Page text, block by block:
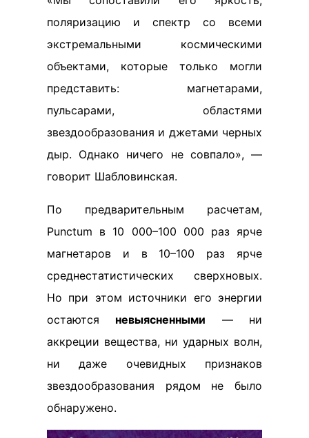
поляризацию и спектр со всеми
экстремальными космическими
объектами, которые только могли
представить: магнетарами,
пульсарами, областями
звездообразования и джетами черных
дыр. Однако ничего не совпало», —
говорит Шабловинская.
По предварительным расчетам,
Punctum в 10 000–100 000 раз ярче
магнетаров и в 10–100 раз ярче
среднестатистических сверхновых.
Но при этом источники его энергии
остаются невыясненными — ни
аккреции вещества, ни ударных волн,
ни даже очевидных признаков
звездообразования рядом не было
обнаружено.